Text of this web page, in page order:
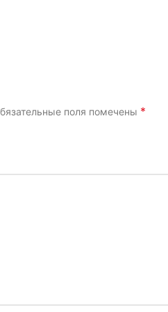
поля помечены *